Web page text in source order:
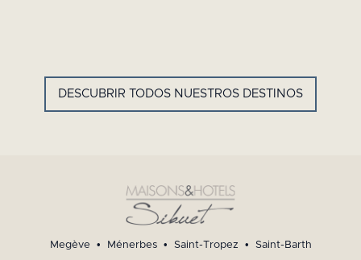
DESCUBRIR TODOS NUESTROS DESTINOS
Megève • Ménerbes• Saint-Tropez • Saint-Barth